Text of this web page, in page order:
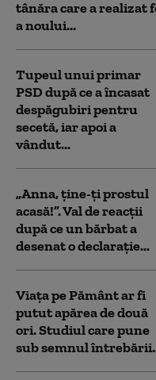
tânăra care a realizat
a noului...
Tupeul unui primar
PSD după ce a încasat
despăgubiri pentru
secetă, iar apoi a
vândut...
„Anna, ţine-ţi prostul
acasă!”. Val de reacții
după ce un bărbat a
desenat o declarație...
Viața pe Pământ ar fi
putut apărea de două
ori. Studiul care pune
sub semnul